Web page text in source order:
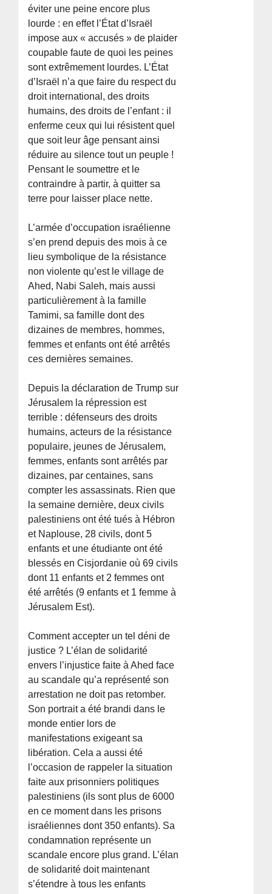
éviter une peine encore plus
lourde : en effet l’État d’Israël
impose aux « accusés » de plaider
coupable faute de quoi les peines
sont extrêmement lourdes. L’État
d’Israël n’a que faire du respect du
droit international, des droits
humains, des droits de l’enfant : il
enferme ceux qui lui résistent quel
que soit leur âge pensant ainsi
réduire au silence tout un peuple !
Pensant le soumettre et le
contraindre à partir, à quitter sa
terre pour laisser place nette.
L’armée d’occupation israélienne
s’en prend depuis des mois à ce
lieu symbolique de la résistance
non violente qu’est le village de
Ahed, Nabi Saleh, mais aussi
particulièrement à la famille
Tamimi, sa famille dont des
dizaines de membres, hommes,
femmes et enfants ont été arrêtés
ces dernières semaines.
Depuis la déclaration de Trump sur
Jérusalem la répression est
terrible : défenseurs des droits
humains, acteurs de la résistance
populaire, jeunes de Jérusalem,
femmes, enfants sont arrêtés par
dizaines, par centaines, sans
compter les assassinats. Rien que
la semaine dernière, deux civils
palestiniens ont été tués à Hébron
et Naplouse, 28 civils, dont 5
enfants et une étudiante ont été
blessés en Cisjordanie où 69 civils
dont 11 enfants et 2 femmes ont
été arrêtés (9 enfants et 1 femme à
Jérusalem Est).
Comment accepter un tel déni de
justice ? L’élan de solidarité
envers l’injustice faite à Ahed face
au scandale qu’a représenté son
arrestation ne doit pas retomber.
Son portrait a été brandi dans le
monde entier lors de
manifestations exigeant sa
libération. Cela a aussi été
l’occasion de rappeler la situation
faite aux prisonniers politiques
palestiniens (ils sont plus de 6000
en ce moment dans les prisons
israéliennes dont 350 enfants). Sa
condamnation représente un
scandale encore plus grand. L’élan
de solidarité doit maintenant
s’étendre à tous les enfants